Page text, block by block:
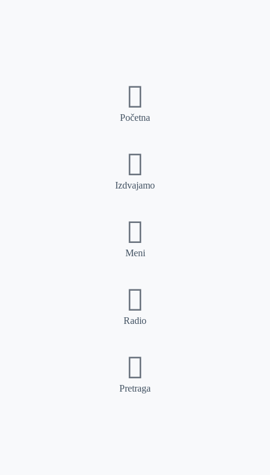
Početna
Izdvajamo
Meni
Radio
Pretraga